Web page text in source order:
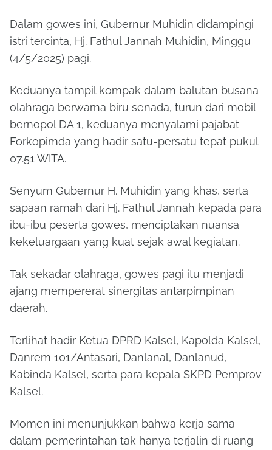
Dalam gowes ini, Gubernur Muhidin didampingi
istri tercinta, Hj. Fathul Jannah Muhidin, Minggu
(4/5/2025) pagi.
Keduanya tampil kompak dalam balutan busana
olahraga berwarna biru senada, turun dari mobil
bernopol DA 1, keduanya menyalami pajabat
Forkopimda yang hadir satu-persatu tepat pukul
07.51 WITA.
Senyum Gubernur H. Muhidin yang khas, serta
sapaan ramah dari Hj. Fathul Jannah kepada para
ibu-ibu peserta gowes, menciptakan nuansa
kekeluargaan yang kuat sejak awal kegiatan.
Tak sekadar olahraga, gowes pagi itu menjadi
ajang mempererat sinergitas antarpimpinan
daerah.
Terlihat hadir Ketua DPRD Kalsel, Kapolda Kalsel,
Danrem 101/Antasari, Danlanal, Danlanud,
Kabinda Kalsel, serta para kepala SKPD Pemprov
Kalsel.
Momen ini menunjukkan bahwa kerja sama
dalam pemerintahan tak hanya terjalin di ruang